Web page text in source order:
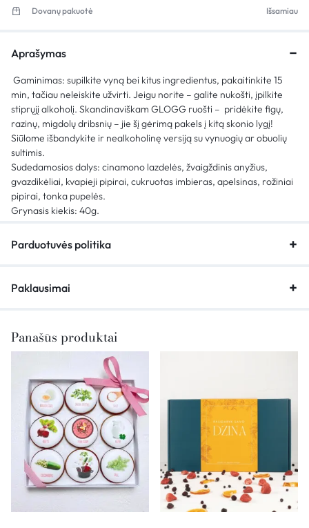
Dovanų pakuotė Išsamiau
Aprašymas
Gaminimas: supilkite vyną bei kitus ingredientus, pakaitinkite 15
min, tačiau neleiskite užvirti. Jeigu norite – galite nukošti, įpilkite
stiprųjį alkoholį. Skandinaviškam GLOGG ruošti – pridėkite figų,
razinų, migdolų dribsnių – jie šį gėrimą pakels į kitą skonio lygį!
Siūlome išbandykite ir nealkoholinę versiją su vynuogių ar obuolių
sultimis.
Sudedamosios dalys: cinamono lazdelės, žvaigždinis anyžius,
gvazdikėliai, kvapieji pipirai, cukruotas imbieras, apelsinas, rožiniai
pipirai, tonka pupelės.
Grynasis kiekis: 40g.
Parduotuvės politika
Paklausimai
Panašūs produktai